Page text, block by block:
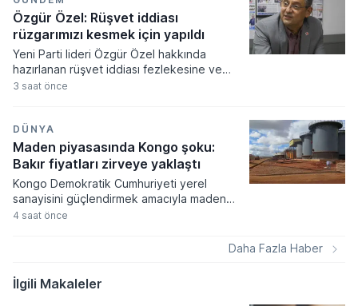
tüm satış noktalarında uygulanmaya
başlanacak.
Özgür Özel: Rüşvet iddiası
rüzgarımızı kesmek için yapıldı
Yeni Parti lideri Özgür Özel hakkında
hazırlanan rüşvet iddiası fezlekesine ve
partinin güncel oy potansiyeline dair
dokunulmazlık taleplerini siyasi bir hamle
olarak nitelendirirken partisinin bağış
kampanyasıyla topladığı rakamları paylaştı.
3 saat önce
DÜNYA
Maden piyasasında Kongo şoku:
Bakır fiyatları zirveye yaklaştı
Kongo Demokratik Cumhuriyeti yerel
sanayisini güçlendirmek amacıyla maden
ihracatına kısıtlama getirdi. Bakır ve kobalt
4 saat önce
Daha Fazla Haber
İlgili Makaleler